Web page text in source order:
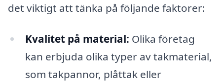
det viktigt att tänka på följande faktorer:
Kvalitet på material: Olika företag
kan erbjuda olika typer av takmaterial,
som takpannor, plåttak eller